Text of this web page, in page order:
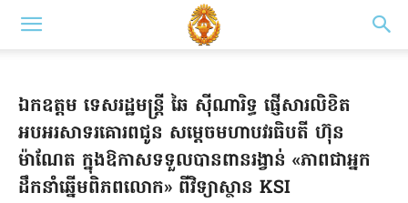
ឯកឧត្តម ទេសរដ្ឋមន្រ្តី ឆៃ ស៊ីណារិទ្ធ ផ្ញើសារលិខិត
អបអរសាទរគោរពជូន សម្តេចមហាបវរធិបតី ហ៊ុន
ម៉ាណែត ក្នុងឱកាសទទួលបានពានរង្វាន់ «ភាពជាអ្នក
ដឹកនាំឆ្នើមពិភពលោក» ពីវិទ្យាស្ថាន KSI